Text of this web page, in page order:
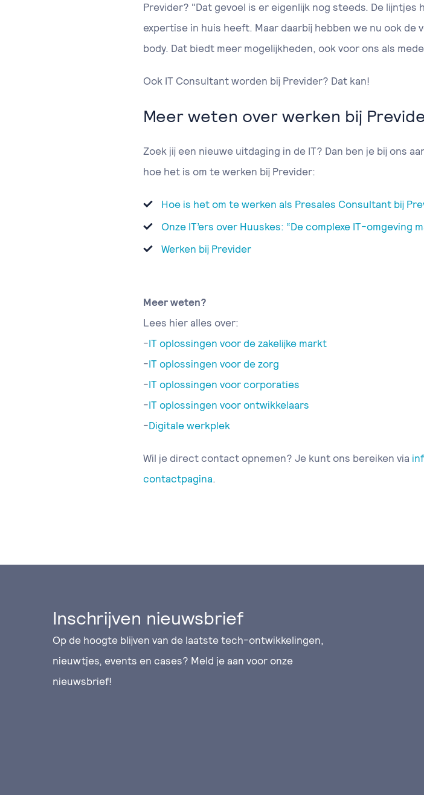
Previder? "Dat gevoel is er eigenlijk nog steeds. De
expertise in huis heeft. Maar daarbij hebben we nu ook
body. Dat biedt meer mogelijkheden, ook voor ons als
Ook IT Consultant worden bij Previder? Dat kan!
Meer weten over werken bij
Zoek jij een nieuwe uitdaging in de IT? Dan ben je bij ons
hoe het is om te werken bij Previder:
Hoe is het om te werken als Presales Consultant bij
Onze IT’ers over Huuskes: “De complexe IT-omgeving
Werken bij Previder
Meer weten?
Lees hier alles over:
-IT oplossingen voor de zakelijke markt
-IT oplossingen voor de zorg
-IT oplossingen voor corporaties
-IT oplossingen voor ontwikkelaars
-Digitale werkplek
Wil je direct contact opnemen? Je kunt ons bereiken via
contactpagina.
Inschrijven nieuwsbrief
Op de hoogte blijven van de laatste tech-ontwikkelingen,
nieuwtjes, events en cases? Meld je aan voor onze
nieuwsbrief!